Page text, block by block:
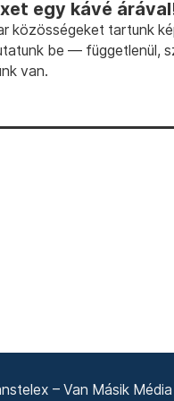
egy kávé
közösségeket tartunk
be — függetlenül,
van.
– Van Másik Média